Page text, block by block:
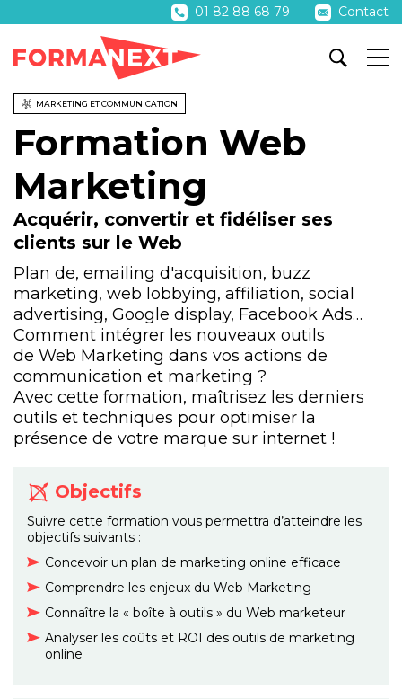
01 82 88 68 79 Contact
MARKETING ET COMMUNICATION
Formation Web
Marketing
Acquérir, convertir et fidéliser ses
clients sur le Web
Plan de, emailing d'acquisition, buzz
marketing, web lobbying, affiliation, social
advertising, Google display, Facebook Ads…
Comment intégrer les nouveaux outils
de Web Marketing dans vos actions de
communication et marketing ?
Avec cette formation, maîtrisez les derniers
outils et techniques pour optimiser la
présence de votre marque sur internet !
Objectifs
Suivre cette formation vous permettra d’atteindre les
objectifs suivants :
Concevoir un plan de marketing online efficace
Comprendre les enjeux du Web Marketing
Connaître la « boîte à outils » du Web marketeur
Analyser les coûts et ROI des outils de marketing
online